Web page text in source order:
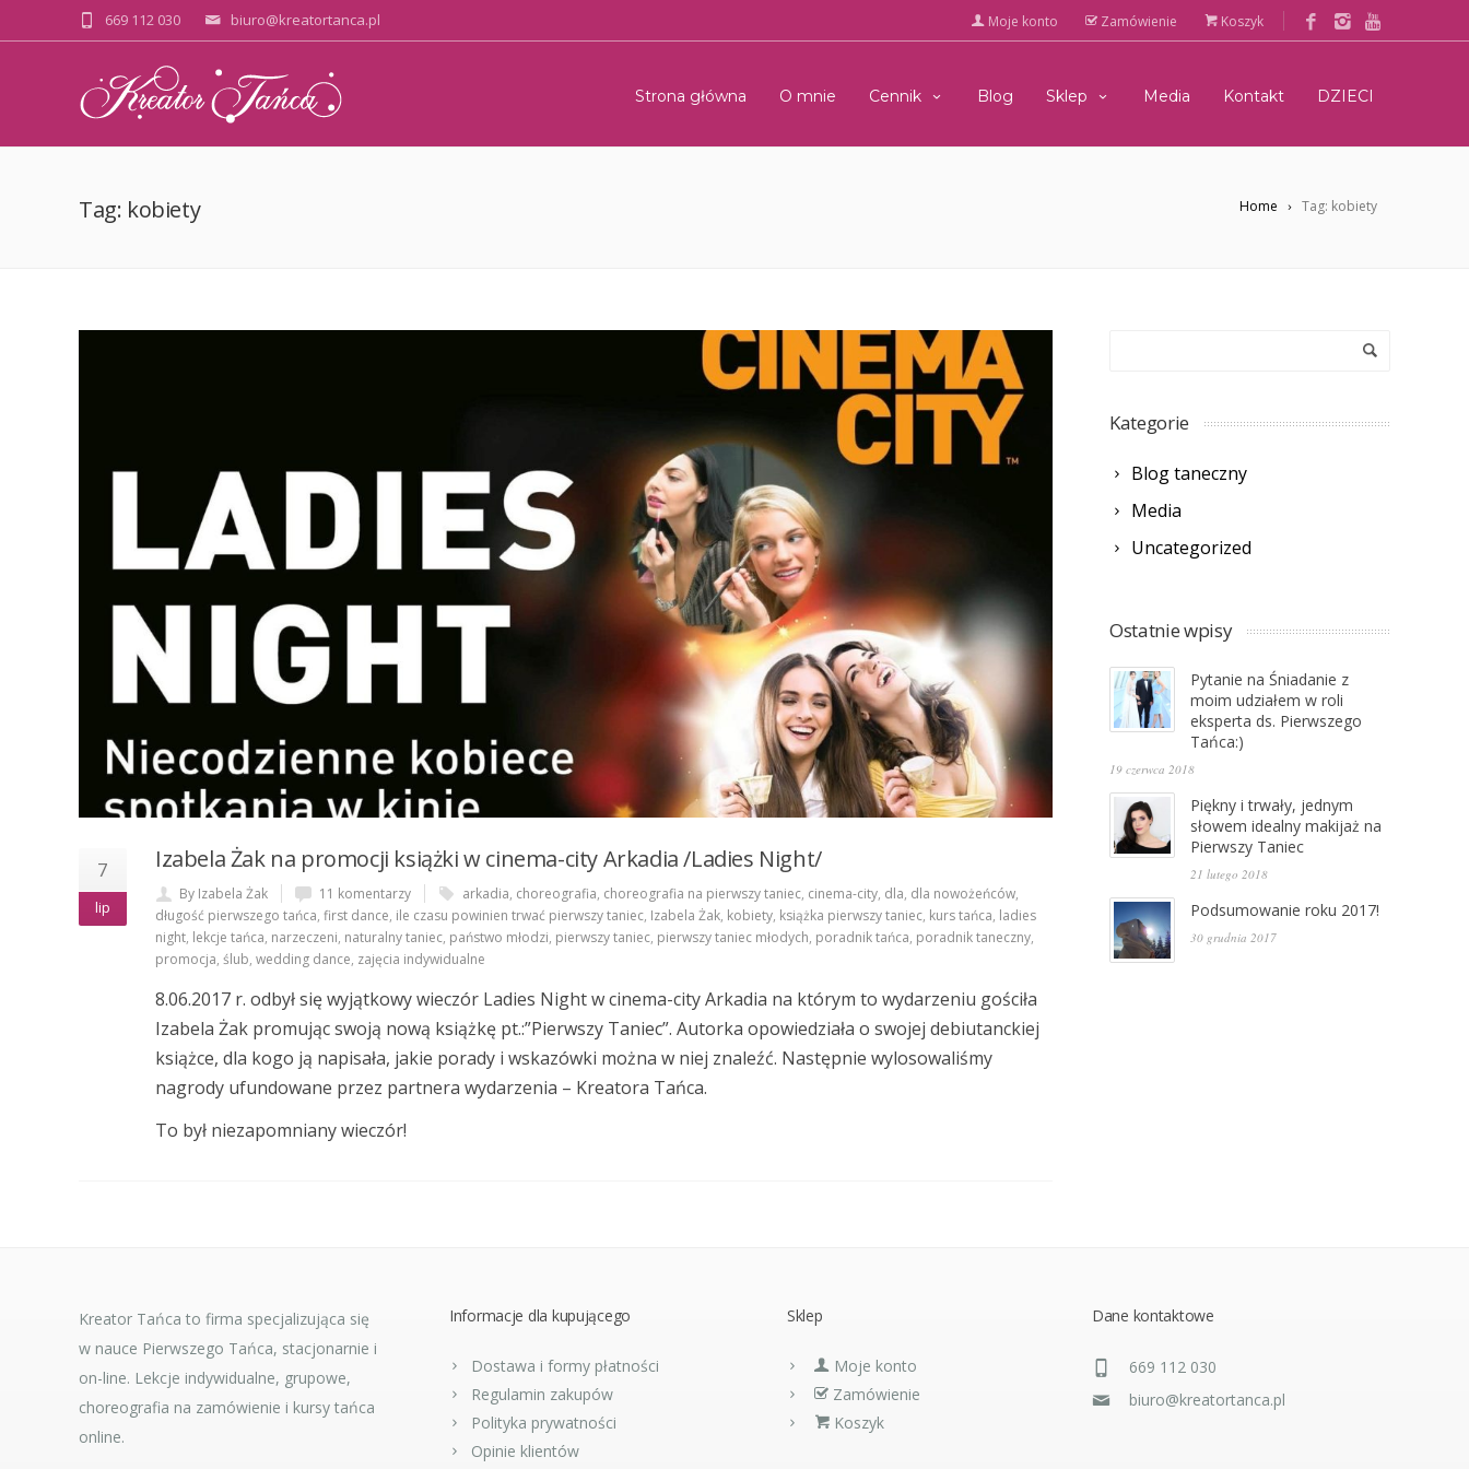
biuro@kreatortanca.pl
669 112 030 Moje konto Zamówienie Koszyk
Strona główna O mnie Cennik Blog Sklep Media Kontakt DZIECI
Home Tag: kobiety
Tag: kobiety
7
lip
Izabela Żak na promocji książki w cinema-city Arkadia /Ladies Night/
By Izabela Żak 11 komentarzy arkadia, choreografia, choreografia na pierwszy taniec, cinema-city, dla, dla nowożeńców,
długość pierwszego tańca, first dance, ile czasu powinien trwać pierwszy taniec, Izabela Żak, kobiety, książka pierwszy taniec, kurs tańca, ladies
night, lekcje tańca, narzeczeni, naturalny taniec, państwo młodzi, pierwszy taniec, pierwszy taniec młodych, poradnik tańca, poradnik taneczny,
promocja, ślub, wedding dance, zajęcia indywidualne
8.06.2017 r. odbył się wyjątkowy wieczór Ladies Night w cinema-city Arkadia na którym to wydarzeniu gościła
Izabela Żak promując swoją nową książkę pt.:”Pierwszy Taniec”. Autorka opowiedziała o swojej debiutanckiej
książce, dla kogo ją napisała, jakie porady i wskazówki można w niej znaleźć. Następnie wylosowaliśmy
nagrody ufundowane przez partnera wydarzenia – Kreatora Tańca.
To był niezapomniany wieczór!
Kategorie
Blog taneczny
Media
Uncategorized
Ostatnie wpisy
Pytanie na Śniadanie z
moim udziałem w roli
eksperta ds. Pierwszego
Tańca:)
19 czerwca 2018
Piękny i trwały, jednym
słowem idealny makijaż na
Pierwszy Taniec
21 lutego 2018
Podsumowanie roku 2017!
30 grudnia 2017
Kreator Tańca to firma specjalizująca się
w nauce Pierwszego Tańca, stacjonarnie i
on-line. Lekcje indywidualne, grupowe,
choreografia na zamówienie i kursy tańca
online.
Informacje dla kupującego
Dostawa i formy płatności
Regulamin zakupów
Polityka prywatności
Opinie klientów
Sklep
Moje konto
Zamówienie
Koszyk
Dane kontaktowe
669 112 030
biuro@kreatortanca.pl